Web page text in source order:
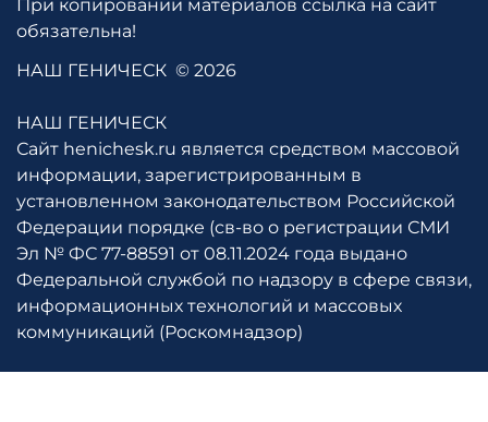
При копировании материалов ссылка на сайт
обязательна!
НАШ ГЕНИЧЕСК © 2026
НАШ ГЕНИЧЕСК
Сайт henichesk.ru является средством массовой
информации, зарегистрированным в
установленном законодательством Российской
Федерации порядке (св-во о регистрации СМИ
Эл № ФС 77-88591 от 08.11.2024 года выдано
Федеральной службой по надзору в сфере связи,
информационных технологий и массовых
коммуникаций (Роскомнадзор)